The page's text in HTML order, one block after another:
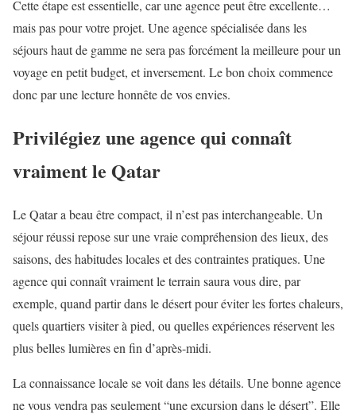
Cette étape est essentielle, car une agence peut être excellente…
mais pas pour votre projet. Une agence spécialisée dans les
séjours haut de gamme ne sera pas forcément la meilleure pour un
voyage en petit budget, et inversement. Le bon choix commence
donc par une lecture honnête de vos envies.
Privilégiez une agence qui connaît
vraiment le Qatar
Le Qatar a beau être compact, il n’est pas interchangeable. Un
séjour réussi repose sur une vraie compréhension des lieux, des
saisons, des habitudes locales et des contraintes pratiques. Une
agence qui connaît vraiment le terrain saura vous dire, par
exemple, quand partir dans le désert pour éviter les fortes chaleurs,
quels quartiers visiter à pied, ou quelles expériences réservent les
plus belles lumières en fin d’après-midi.
La connaissance locale se voit dans les détails. Une bonne agence
ne vous vendra pas seulement “une excursion dans le désert”. Elle